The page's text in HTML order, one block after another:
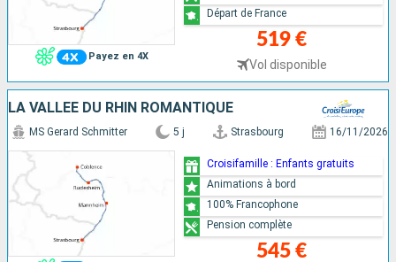
Payez en 4X
519 €
Vol disponible
Départ de France
LA VALLÉE DU RHIN ROMANTIQUE
MS Gerard Schmitter 5 j Strasbourg 16/11/2026
545 €
Croisifamille : Enfants gratuits
Animations à bord
100% Francophone
Pension complète